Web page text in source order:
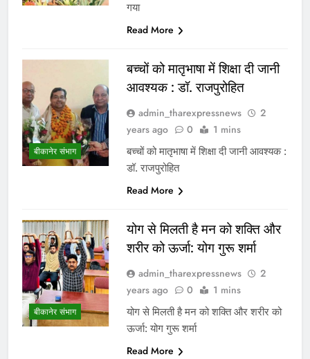
गया
Read More
बीकानेर संभाग
बच्चों को मातृभाषा में शिक्षा दी जानी
आवश्यक : डॉ. राजपुरोहित
admin_tharexpressnews
2
years ago
0 1 mins
बच्चों को मातृभाषा में शिक्षा दी जानी आवश्यक :
डॉ. राजपुरोहित
Read More
बीकानेर संभाग
योग से मिलती है मन को शक्ति और
शरीर को ऊर्जा: योग गुरू शर्मा
admin_tharexpressnews
2
years ago
0 1 mins
योग से मिलती है मन को शक्ति और शरीर को
ऊर्जा: योग गुरू शर्मा
Read More